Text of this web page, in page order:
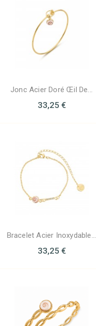
Jonc Acier Doré Œil De...
33,25 €
Bracelet Acier Inoxydable...
33,25 €